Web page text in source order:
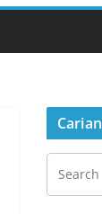
Carian